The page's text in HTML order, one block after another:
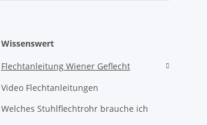
Wissenswert
Flechtanleitung Wiener Geflecht
Video Flechtanleitungen
Welches Stuhlflechtrohr brauche ich